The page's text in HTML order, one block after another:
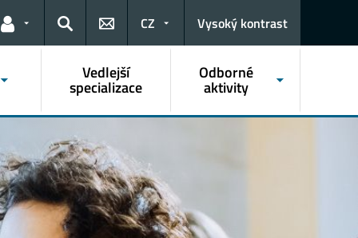
Odkazy pro uživatele
Hledat
CZ Vysoký kontrast
Vedlejší
specializace
Odborné
aktivity